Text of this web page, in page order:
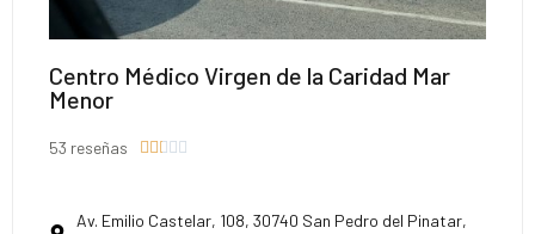
Centro Médico Virgen de la Caridad Mar
Menor
53 reseñas     
Av. Emilio Castelar, 108, 30740 San Pedro del Pinatar,